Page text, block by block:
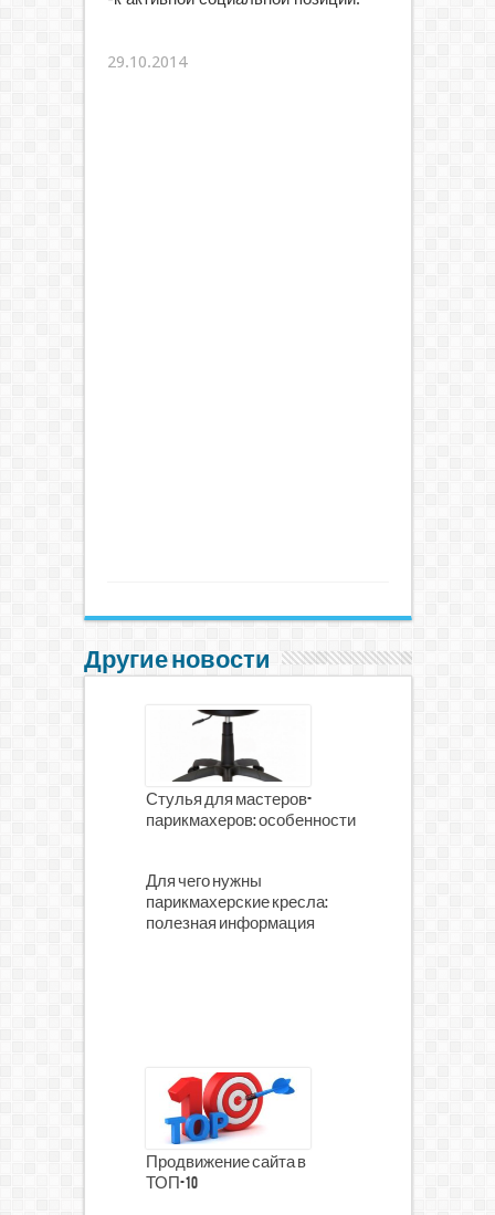
29.10.2014
Другие новости
Стулья для мастеров-
парикмахеров: особенности
Для чего нужны
парикмахерские кресла:
полезная информация
Продвижение сайта в
ТОП-10